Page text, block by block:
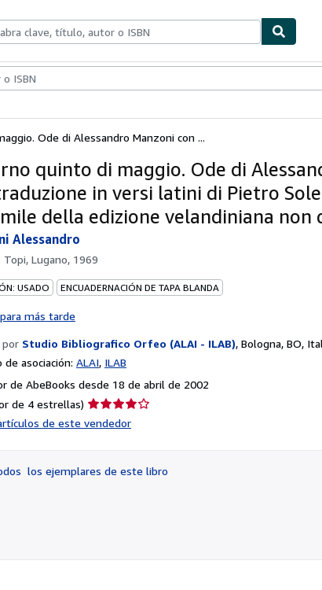
Ode di Alessandro Manzoni con ...
quinto di maggio. Ode di
in versi latini di Pietro
della edizione velandiniana non
Alessandro
Topi, Lugano, 1969
USADO ENCUADERNACIÓN DE TAPA BLANDA
más tarde
por Studio Bibliografico Orfeo (ALAI - ILAB), Bologna, BO,
de asociación: ALAI ILAB
de AbeBooks desde 18 de abril de 2002
de 4 estrellas) Calificación
de este vendedor
los ejemplares de este libro